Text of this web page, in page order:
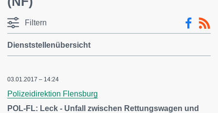
Filtern
Dienststellenübersicht
03.01.2017 – 14:24
Polizeidirektion Flensburg
POL-FL: Leck - Unfall zwischen Rettungswagen und